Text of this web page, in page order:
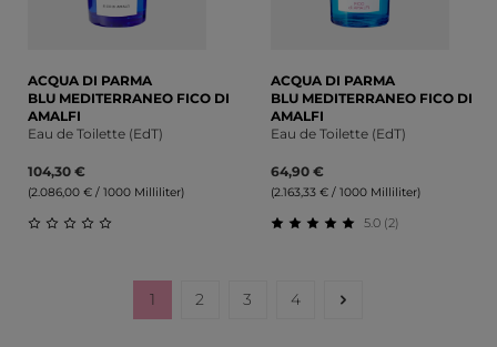
ACQUA DI PARMA
BLU MEDITERRANEO FICO DI
AMALFI
Eau de Toilette (EdT)
104,30 €
(2.086,00 € / 1000 Milliliter)
ACQUA DI PARMA
BLU MEDITERRANEO FICO DI
AMALFI
Eau de Toilette (EdT)
64,90 €
(2.163,33 € / 1000 Milliliter)
5.0 (2)
Seite
1 Seite
2 Seite
3 Seite
4